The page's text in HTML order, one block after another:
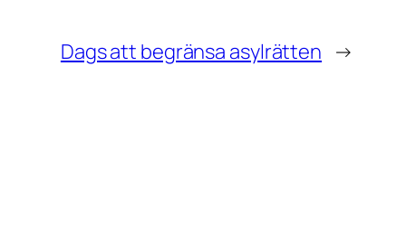
Dags att begränsa asylrätten →